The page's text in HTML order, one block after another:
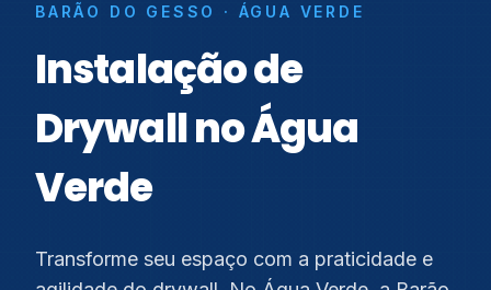
BARÃO DO GESSO · ÁGUA VERDE
Instalação de
Drywall no Água
Verde
Transforme seu espaço com a praticidade e